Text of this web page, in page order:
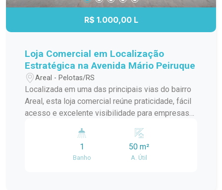
R$ 1.000,00 L
Loja Comercial em Localização
Estratégica na Avenida Mário Peiruque
Areal - Pelotas/RS
Localizada em uma das principais vias do bairro
Areal, esta loja comercial reúne praticidade, fácil
acesso e excelente visibilidade para empresas
espaço funcional e versátil, o imóvel é uma ótima
opção para quem deseja instalar ou expandir seu
negócio em uma região de constante
1
Banho
50 m²
A. Útil